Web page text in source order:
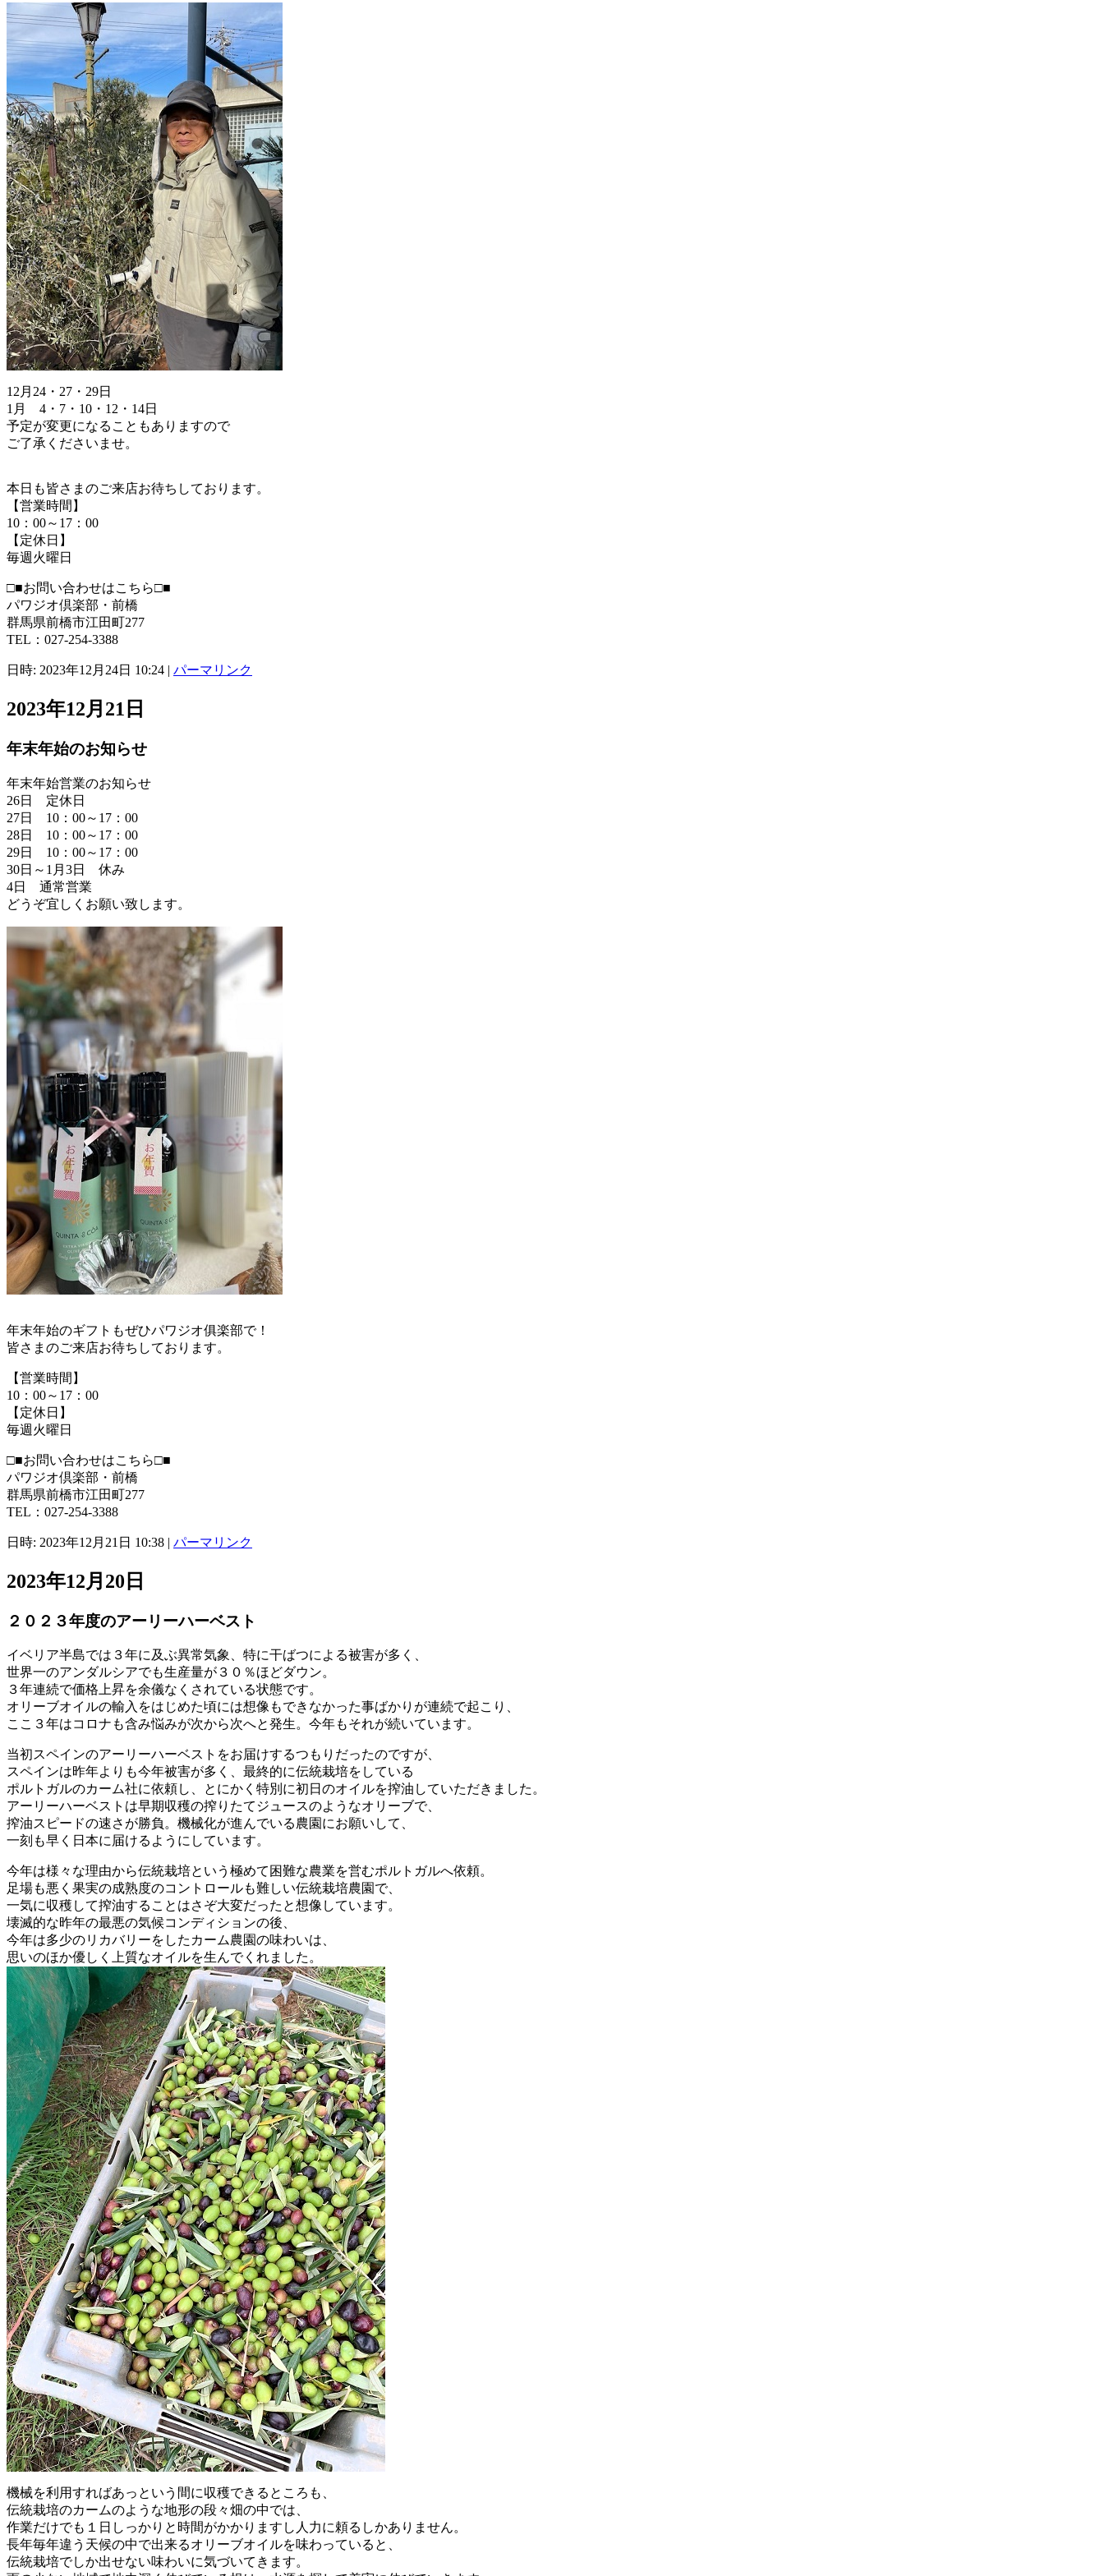
12月24・27・29日
1月 4・7・10・12・14日
予定が変更になることもありますので
ご了承くださいませ。
本日も皆さまのご来店お待ちしております。
【営業時間】
10：00～17：00
【定休日】
毎週火曜日
□■お問い合わせはこちら□■
パワジオ倶楽部・前橋
群馬県前橋市江田町277
TEL：027-254-3388
日時: 2023年12月24日 10:24 | パーマリンク
2023年12月21日
年末年始のお知らせ
年末年始営業のお知らせ
26日 定休日
27日 10：00～17：00
28日 10：00～17：00
29日 10：00～17：00
30日～1月3日 休み
4日 通常営業
どうぞ宜しくお願い致します。
年末年始のギフトもぜひパワジオ俱楽部で！
皆さまのご来店お待ちしております。
【営業時間】
10：00～17：00
【定休日】
毎週火曜日
□■お問い合わせはこちら□■
パワジオ倶楽部・前橋
群馬県前橋市江田町277
TEL：027-254-3388
日時: 2023年12月21日 10:38 | パーマリンク
2023年12月20日
２０２３年度のアーリーハーベスト
イベリア半島では３年に及ぶ異常気象、特に干ばつによる被害が多く、
世界一のアンダルシアでも生産量が３０％ほどダウン。
３年連続で価格上昇を余儀なくされている状態です。
オリーブオイルの輸入をはじめた頃には想像もできなかった事ばかりが連続で起こり、
ここ３年はコロナも含み悩みが次から次へと発生。今年もそれが続いています。
当初スペインのアーリーハーベストをお届けするつもりだったのですが、
スペインは昨年よりも今年被害が多く、最終的に伝統栽培をしている
ポルトガルのカーム社に依頼し、とにかく特別に初日のオイルを搾油していただきました。
アーリーハーベストは早期収穫の搾りたてジュースのようなオリーブで、
搾油スピードの速さが勝負。機械化が進んでいる農園にお願いして、
一刻も早く日本に届けるようにしています。
今年は様々な理由から伝統栽培という極めて困難な農業を営むポルトガルへ依頼。
足場も悪く果実の成熟度のコントロールも難しい伝統栽培農園で、
一気に収穫して搾油することはさぞ大変だったと想像しています。
壊滅的な昨年の最悪の気候コンディションの後、
今年は多少のリカバリーをしたカーム農園の味わいは、
思いのほか優しく上質なオイルを生んでくれました。
機械を利用すればあっという間に収穫できるところも、
伝統栽培のカームのような地形の段々畑の中では、
作業だけでも１日しっかりと時間がかかりますし人力に頼るしかありません。
長年毎年違う天候の中で出来るオリーブオイルを味わっていると、
伝統栽培でしか出せない味わいに気づいてきます。